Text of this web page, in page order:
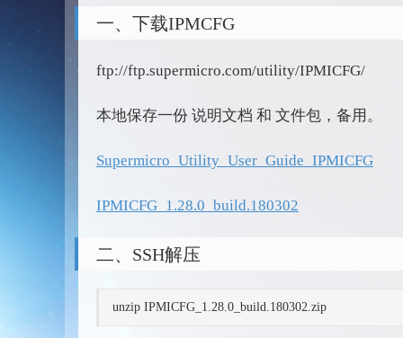
一、下载IPMCFG
ftp://ftp.supermicro.com/utility/IPMICFG/
本地保存一份 说明文档 和 文件包，备用。
Supermicro_Utility_User_Guide_IPMICFG
IPMICFG_1.28.0_build.180302
二、SSH解压
unzip IPMICFG_1.28.0_build.180302.zip